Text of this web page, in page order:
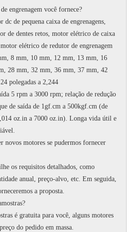
engrenagem você fornece?
de pequena caixa de engrenagens,
de dentes retos, motor elétrico de caixa
elétrico de redutor de engrenagem
8 mm, 10 mm, 12 mm, 13 mm, 16
28 mm, 32 mm, 36 mm, 37 mm, 42
polegadas a 2,244
5 rpm a 3000 rpm; relação de redução
de saída de 1gf.cm a 500kgf.cm (de
oz.in a 7000 oz.in). Longa vida útil e
novos motores se pudermos fornecer
os requisitos detalhados, como
anual, preço-alvo, etc. Em seguida,
a proposta.
é gratuita para você, alguns motores
do pedido em massa.